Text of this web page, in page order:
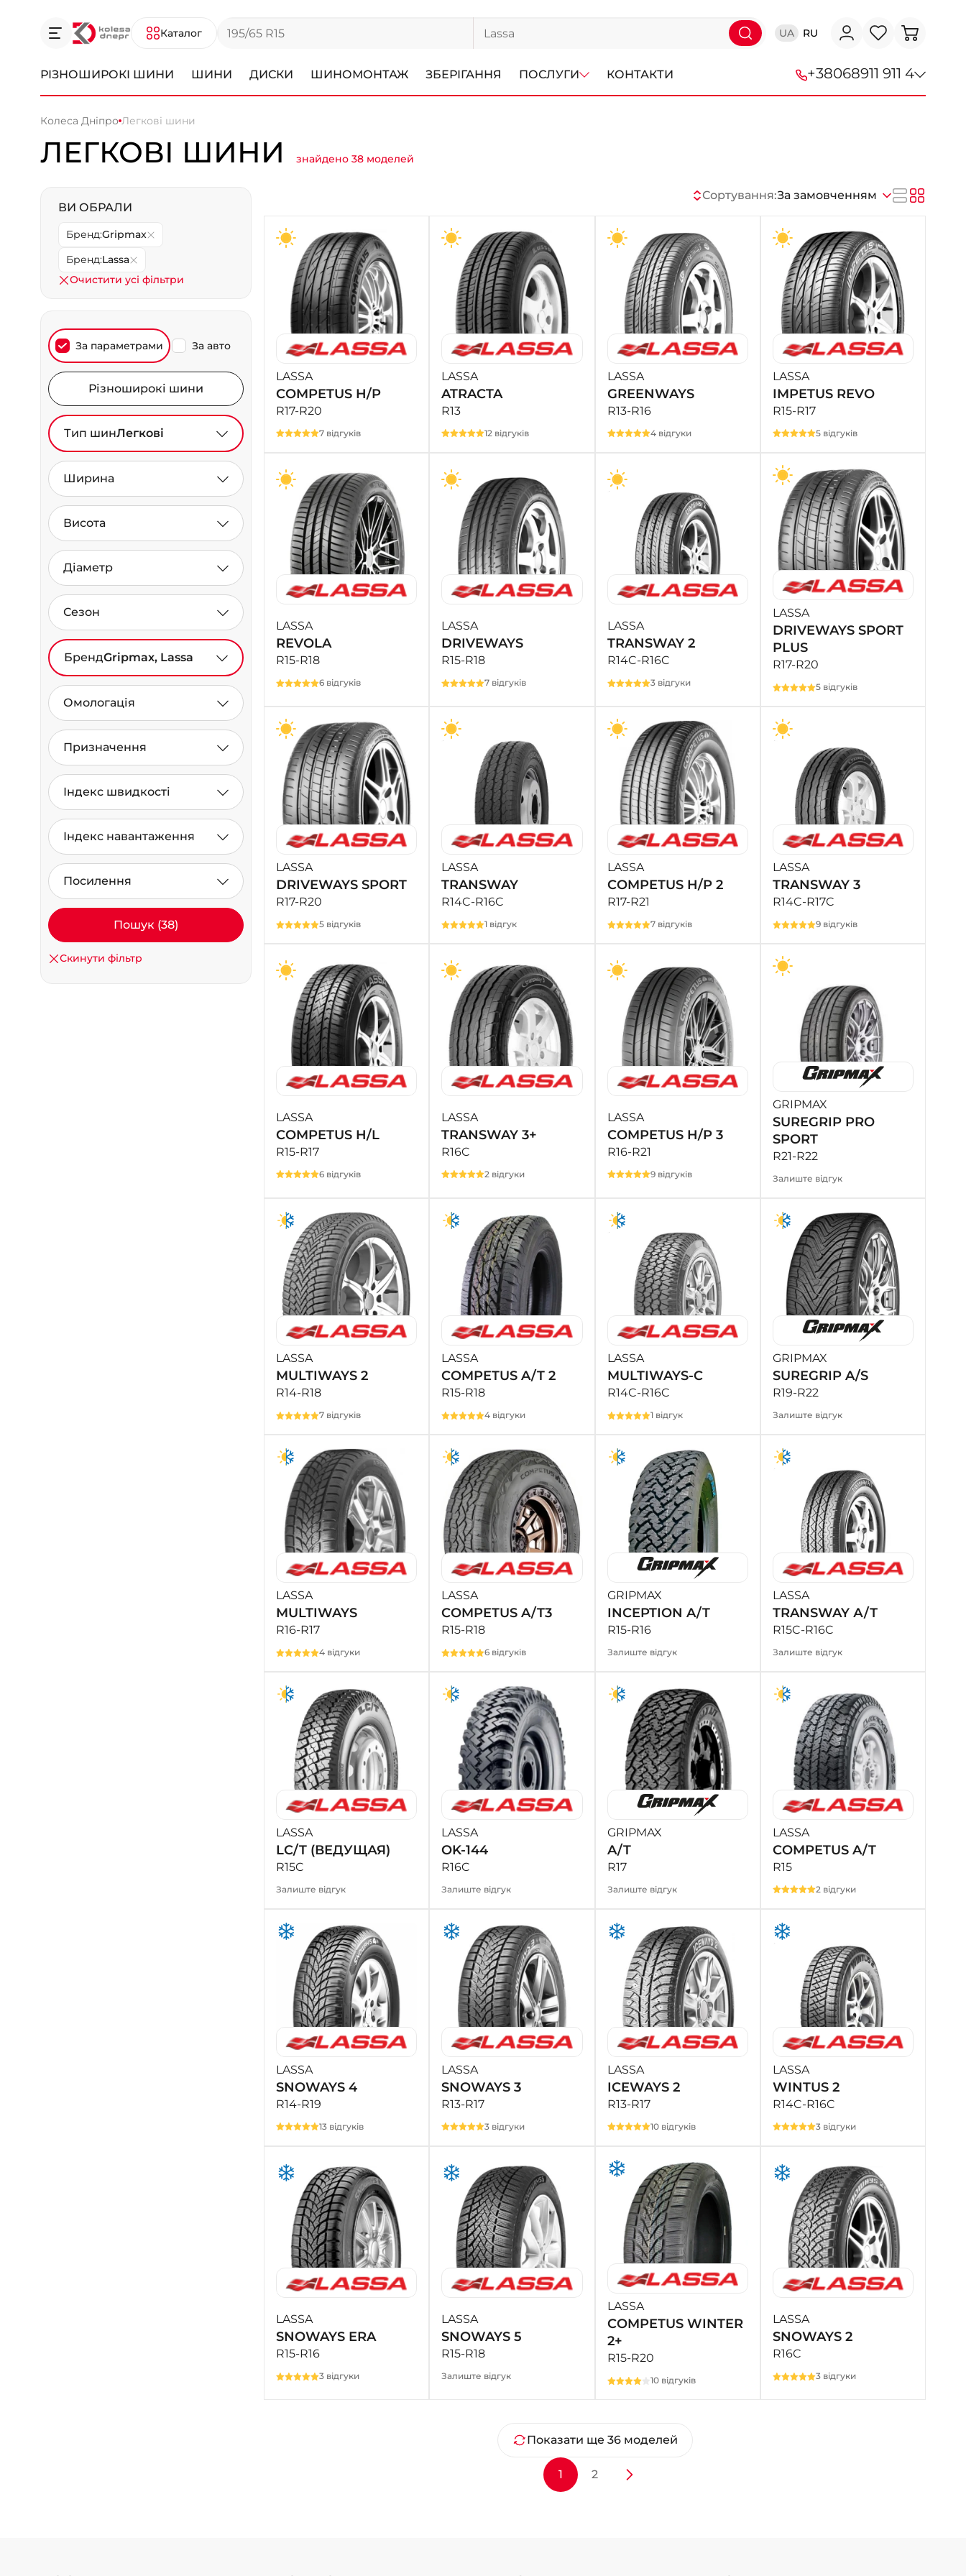
Каталог UA RU
РІЗНОШИРОКІ ШИНИ ШИНИ ДИСКИ ШИНОМОНТАЖ ЗБЕРІГАННЯ ПОСЛУГИ КОНТАКТИ +38068911 911 4
+38 (095) 276-44-44
+38 (067) 911-14-14
- на Щепкіна
+38 (098) 911-911-0
- на Тополі
+38 (098) 911-911-4
- на Калиновій
+38 (077) 7-184-184
+38 (050)-911-911-2
+38 (099)-643-33-77
+38 (068)-923-74-19
- Калинова
Колеса Дніпро Легкові шини
ЛЕГКОВІ ШИНИ знайдено 38 моделей
ВИ ОБРАЛИ
Бренд:Gripmax
Бренд:Lassa
Очистити усі фільтри
За параметрами За авто
Різноширокі шини
Тип шинЛегкові
Ширина
Висота
Діаметр
Сезон
БрендGripmax, Lassa
Омологація
Призначення
Індекс швидкості
Індекс навантаження
Посилення
Пошук (38)
Скинути фільтр
Сортування:За замовченням
LASSA
COMPETUS H/P
R17-R20
7 відгуків
LASSA
ATRACTA
R13
12 відгуків
LASSA
GREENWAYS
R13-R16
4 відгуки
LASSA
IMPETUS REVO
R15-R17
5 відгуків
LASSA
REVOLA
R15-R18
6 відгуків
LASSA
DRIVEWAYS
R15-R18
7 відгуків
LASSA
TRANSWAY 2
R14C-R16C
3 відгуки
LASSA
DRIVEWAYS SPORT
PLUS
R17-R20
5 відгуків
LASSA
DRIVEWAYS SPORT
R17-R20
5 відгуків
LASSA
TRANSWAY
R14C-R16C
1 відгук
LASSA
COMPETUS H/P 2
R17-R21
7 відгуків
LASSA
TRANSWAY 3
R14C-R17C
9 відгуків
LASSA
COMPETUS H/L
R15-R17
6 відгуків
LASSA
TRANSWAY 3+
R16C
2 відгуки
LASSA
COMPETUS H/P 3
R16-R21
9 відгуків
GRIPMAX
SUREGRIP PRO
SPORT
R21-R22
Залиште відгук
LASSA
MULTIWAYS 2
R14-R18
7 відгуків
LASSA
COMPETUS A/T 2
R15-R18
4 відгуки
LASSA
MULTIWAYS-C
R14C-R16C
1 відгук
GRIPMAX
SUREGRIP A/S
R19-R22
Залиште відгук
LASSA
MULTIWAYS
R16-R17
4 відгуки
LASSA
COMPETUS A/T3
R15-R18
6 відгуків
GRIPMAX
INCEPTION A/T
R15-R16
Залиште відгук
LASSA
TRANSWAY А/Т
R15C-R16C
Залиште відгук
LASSA
LC/T (ВЕДУЩАЯ)
R15C
Залиште відгук
LASSA
OK-144
R16C
Залиште відгук
GRIPMAX
A/T
R17
Залиште відгук
LASSA
COMPETUS A/T
R15
2 відгуки
LASSA
SNOWAYS 4
R14-R19
13 відгуків
LASSA
SNOWAYS 3
R13-R17
3 відгуки
LASSA
ICEWAYS 2
R13-R17
10 відгуків
LASSA
WINTUS 2
R14C-R16C
3 відгуки
LASSA
SNOWAYS ERA
R15-R16
3 відгуки
LASSA
SNOWAYS 5
R15-R18
Залиште відгук
LASSA
COMPETUS WINTER
2+
R15-R20
10 відгуків
LASSA
SNOWAYS 2
R16C
3 відгуки
Показати ще 36 моделей
1 2